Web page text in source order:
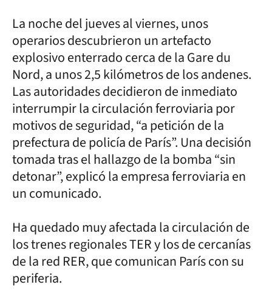
La noche del jueves al viernes, unos
operarios descubrieron un artefacto
explosivo enterrado cerca de la Gare du
Nord, a unos 2,5 kilómetros de los andenes.
Las autoridades decidieron de inmediato
interrumpir la circulación ferroviaria por
motivos de seguridad, “a petición de la
prefectura de policía de París”. Una decisión
tomada tras el hallazgo de la bomba “sin
detonar”, explicó la empresa ferroviaria en
un comunicado.
Ha quedado muy afectada la circulación de
los trenes regionales TER y los de cercanías
de la red RER, que comunican París con su
periferia.